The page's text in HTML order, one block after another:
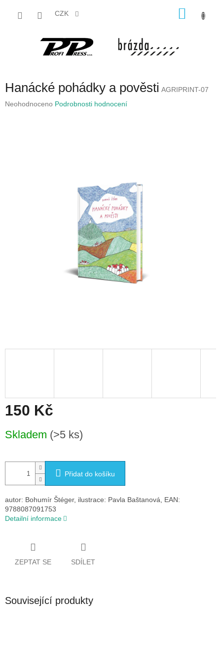
CZK
Hanácké pohádky a pověsti AGRIPRINT-07
Průměrné
Neohodnoceno Podrobnosti hodnocení
150 Kč
cena:
Skladem (>5 ks)
Přidat do košíku
autor: Bohumír Štéger, ilustrace: Pavla Baštanová, EAN:
9788087091753
Detailní informace
ZEPTAT SE SDÍLET
Související produkty